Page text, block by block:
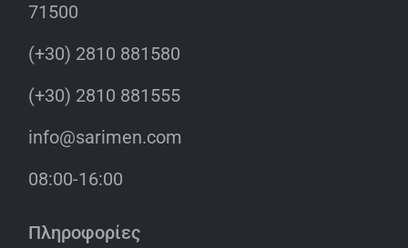
71500
(+30) 2810 881580
(+30) 2810 881555
info@sarimen.com
08:00-16:00
Πληροφορίες